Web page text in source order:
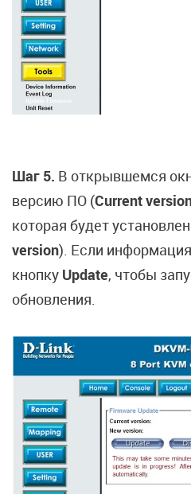
Шаг 5. В открывшемся
версию ПО (Current
которая будет
version). Если
кнопку Update, чтобы
обновления.